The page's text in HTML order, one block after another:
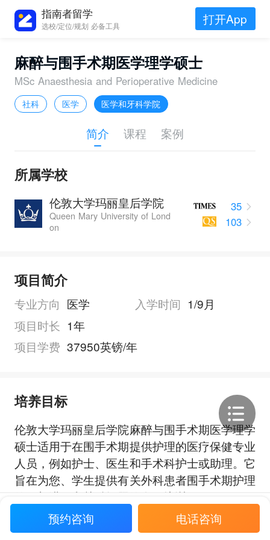
指南者留学
选校/定位/规划 必备工具 打开App
麻醉与围手术期医学理学硕士
MSc Anaesthesia and Perioperative Medicine
社科 医学 医学和牙科学院
简介 课程 案例
所属学校
伦敦大学玛丽皇后学院
Queen Mary University of Lond
on
35
103
项目简介
专业方向 医学 入学时间 1/9月
项目时长 1年
项目学费 37950英镑/年
培养目标
伦敦大学玛丽皇后学院麻醉与围手术期医学理学
硕士适用于在围手术期提供护理的医疗保健专业
人员，例如护士、医生和手术科护士或助理。它
旨在为您、学生提供有关外科患者围手术期护理
的最新进展和关键问题的全面培训。
它将为获得围手术期患者管理的能力和信心以及
展开全部
预约咨询 电话咨询